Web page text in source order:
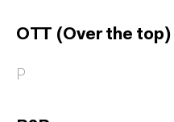
OTT (Over the top)
P